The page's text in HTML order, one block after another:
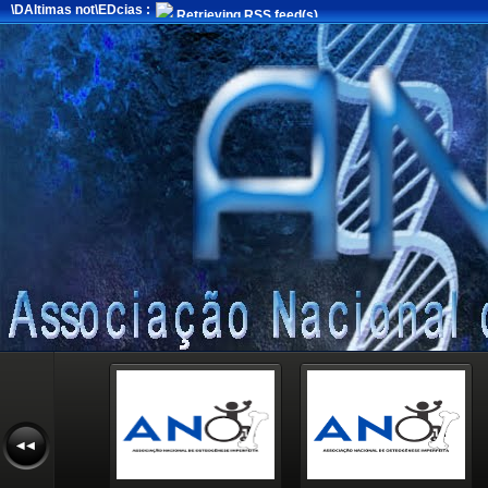
\DAltimas not\EDcias : Retrieving RSS feed(s)